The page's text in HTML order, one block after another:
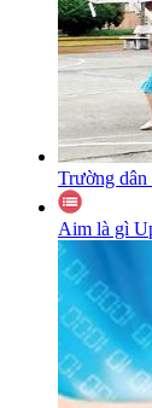
Trường dân
Aim là gì